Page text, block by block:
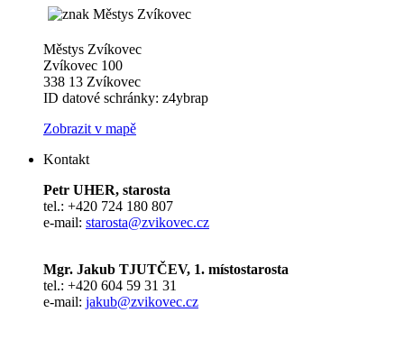
Městys Zvíkovec
Zvíkovec 100
338 13 Zvíkovec
ID datové schránky: z4ybrap
Zobrazit v mapě
Kontakt
Petr UHER, starosta
tel.: +420 724 180 807
e-mail: starosta@zvikovec.cz
Mgr. Jakub TJUTČEV, 1. místostarosta
tel.: +420 604 59 31 31
e-mail: jakub@zvikovec.cz